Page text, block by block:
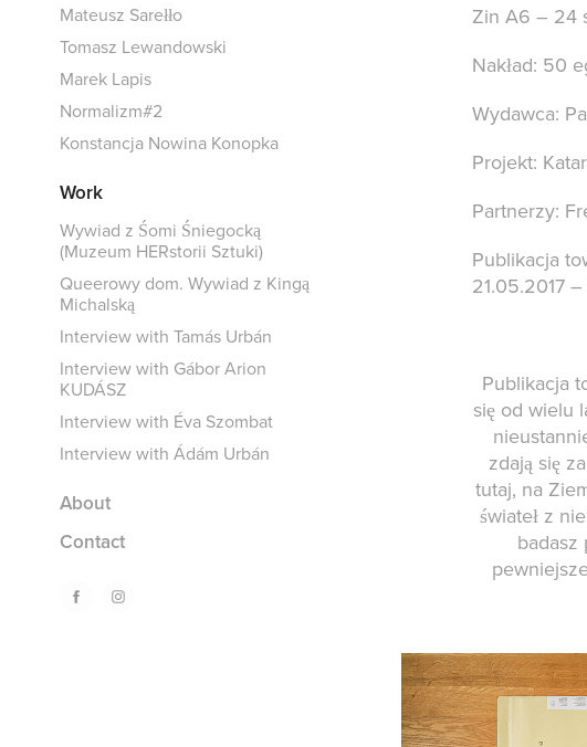
Mateusz Sarełło
Tomasz Lewandowski
Marek Lapis
Normalizm#2
Konstancja Nowina Konopka
Work
Wywiad z Śomi Śniegocką
(Muzeum HERstorii Sztuki)
Queerowy dom. Wywiad z Kingą
Michalską
Interview with Tamás Urbán
Interview with Gábor Arion
KUDÁSZ
Interview with Éva Szombat
Interview with Ádám Urbán
About
Contact
Zin A6 – 24
Nakład: 50
Wydawca:
Projekt:
Partnerzy:
Publikacja
21.05.2017
Publikacja
się od wielu
zdają się
tutaj, na
świateł z
badasz